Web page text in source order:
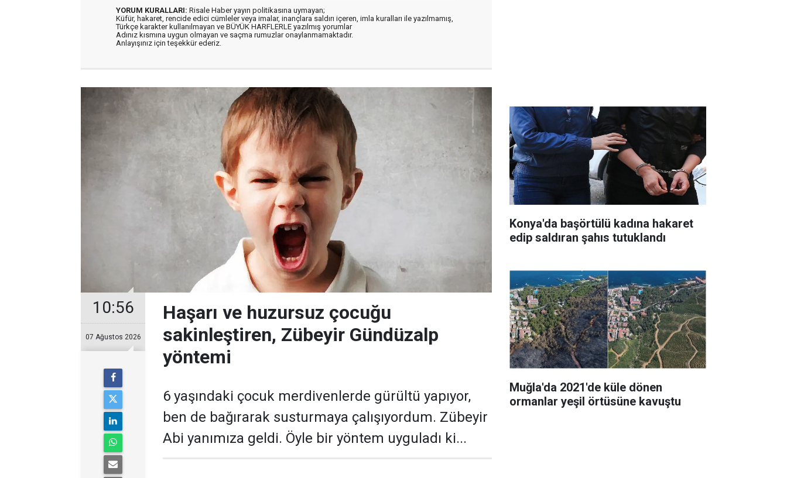
YORUM KURALLARI: Risale Haber yayın politikasına uymayan;
Küfür, hakaret, rencide edici cümleler veya imalar, inançlara saldırı içeren, imla kuralları ile yazılmamış,
Türkçe karakter kullanılmayan ve BÜYÜK HARFLERLE yazılmış yorumlar
Adınız kısmına uygun olmayan ve saçma rumuzlar onaylanmamaktadır.
Anlayışınız için teşekkür ederiz.
10:56
07 Ağustos 2026
Haşarı ve huzursuz çocuğu
sakinleştiren, Zübeyir Gündüzalp
yöntemi
6 yaşındaki çocuk merdivenlerde gürültü yapıyor,
ben de bağırarak susturmaya çalışıyordum. Zübeyir
Abi yanımıza geldi. Öyle bir yöntem uyguladı ki...
Konya'da başörtülü kadına hakaret
edip saldıran şahıs tutuklandı
Muğla'da 2021'de küle dönen
ormanlar yeşil örtüsüne kavuştu